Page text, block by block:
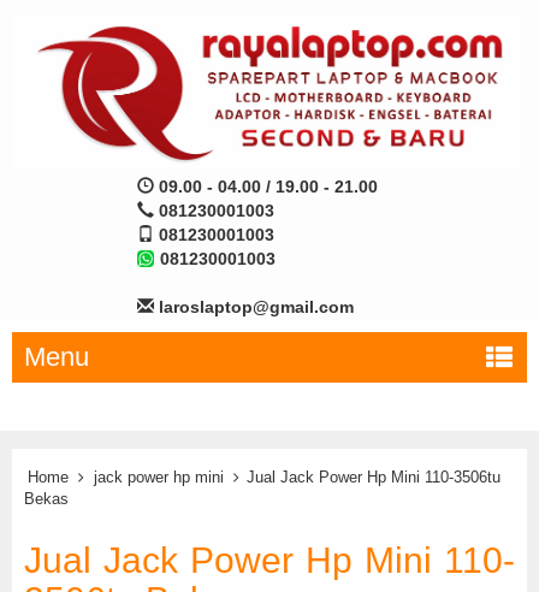
09.00 - 04.00 / 19.00 - 21.00
081230001003
081230001003
081230001003
laroslaptop@gmail.com
Menu
Home jack power hp mini
Jual Jack Power Hp Mini 110-3506tu
Bekas
Jual Jack Power Hp Mini 110-